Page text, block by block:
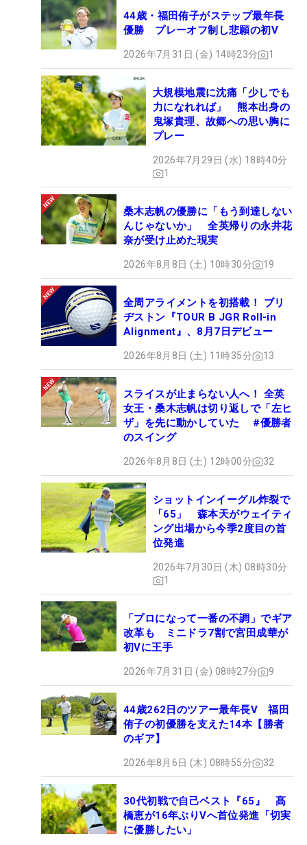
44歳・福田侑子がステップ最年長
優勝 プレーオフ制し悲願の初V
2026年7月31日 (金) 14時23分 1
大規模地震に沈痛「少しでも
力になれれば」 熊本出身の
鬼塚貴理、故郷への思い胸に
プレー
2026年7月29日 (水) 18時40分
1
桑木志帆の優勝に「もう到達しない
んじゃないか」 全英帰りの永井花
奈が受け止めた現実
2026年8月8日 (土) 10時30分 19
全周アライメントを初搭載！ ブリ
ヂストン『TOUR B JGR Roll-in
Alignment』、8月7日デビュー
2026年8月8日 (土) 11時35分 13
スライスが止まらない人へ！ 全英
女王・桑木志帆は切り返しで「左ヒ
ザ」を先に動かしていた #優勝者
のスイング
2026年8月8日 (土) 12時00分 32
ショットインイーグル炸裂で
「65」 森本天がウェイティ
ング出場から今季2度目の首
位発進
2026年7月30日 (木) 08時30分
1
「プロになって一番の不調」でギア
改革も ミニドラ7割で宮田成華が
初Vに王手
2026年7月31日 (金) 08時27分 9
44歳262日のツアー最年長V 福田
侑子の初優勝を支えた14本【勝者
のギア】
2026年8月6日 (木) 08時55分 32
30代初戦で自己ベスト『65』 髙
橋恵が16年ぶりVへ首位発進「切実
に優勝したい」